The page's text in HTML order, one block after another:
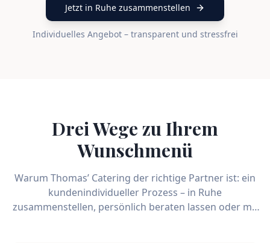
Jetzt in Ruhe zusammenstellen
Individuelles Angebot – transparent und stressfrei
Drei Wege zu Ihrem
Wunschmenü
Warum Thomas’ Catering der richtige Partner ist: ein
kundenindividueller Prozess – in Ruhe
zusammenstellen, persönlich beraten lassen oder mit